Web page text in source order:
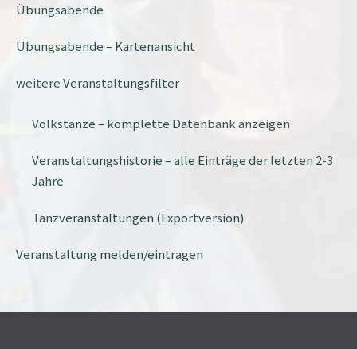
Übungsabende
Übungsabende – Kartenansicht
weitere Veranstaltungsfilter
Volkstänze – komplette Datenbank anzeigen
Veranstaltungshistorie – alle Einträge der letzten 2-3
Jahre
Tanzveranstaltungen (Exportversion)
Veranstaltung melden/eintragen